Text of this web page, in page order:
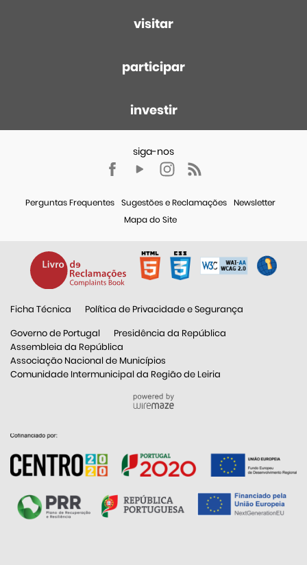
visitar
participar
investir
Perguntas Frequentes Sugestões e Reclamações
Newsletter
Mapa do Site
Ficha Técnica
Política de Privacidade e Segurança
Governo de Portugal
Presidência da República
Assembleia da República
Associação Nacional de Municípios
Comunidade Intermunicipal da Região de Leiria